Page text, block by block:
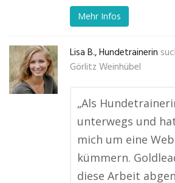
Mehr Infos
Lisa B., Hundetrainerin
Görlitz Weinhübel
„Als
unterwegs und
mich um eine
kümmern.
diese Arbeit